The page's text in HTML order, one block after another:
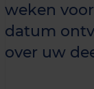
weken
datum
over uw